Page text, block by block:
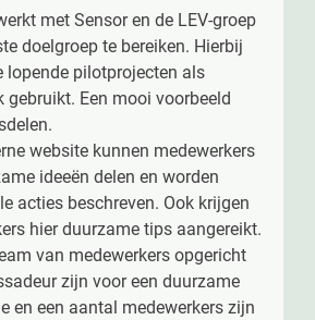
met Sensor en de LEV-groep
doelgroep te bereiken. Hierbij
lopende pilotprojecten als
gebruikt. Een mooi voorbeeld
website kunnen medewerkers
ideeën delen en worden
acties beschreven. Ook krijgen
hier duurzame tips aangereikt.
van medewerkers opgericht
zijn voor een duurzame
en een aantal medewerkers zijn